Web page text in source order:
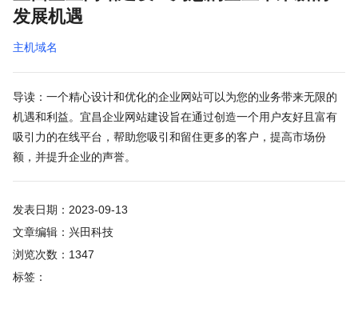
发展机遇
主机域名
导读：一个精心设计和优化的企业网站可以为您的业务带来无限的
机遇和利益。宜昌企业网站建设旨在通过创造一个用户友好且富有
吸引力的在线平台，帮助您吸引和留住更多的客户，提高市场份
额，并提升企业的声誉。
发表日期：2023-09-13
文章编辑：兴田科技
浏览次数：1347
标签：